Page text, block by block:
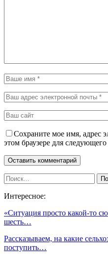
Сохраните мое имя, адрес
этом браузере для
Интересное:
«Cитуация просто какой-то
шесть…
Рассказываем, на какие
поступить…